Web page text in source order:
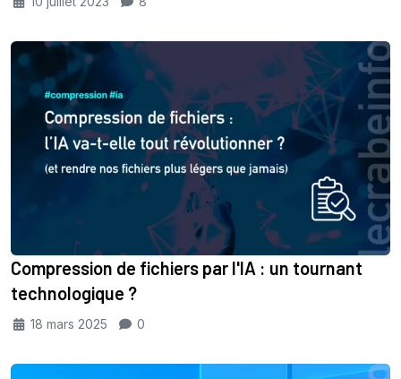
Compression de fichiers par l'IA : un tournant
technologique ?
18 mars 2025 0